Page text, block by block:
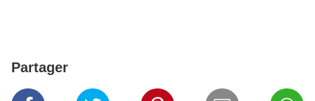
Partager